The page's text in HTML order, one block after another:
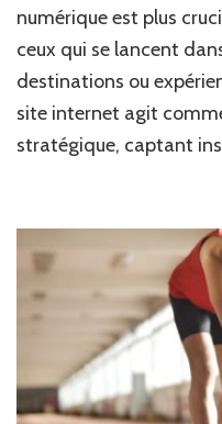
numérique est plus
ceux qui se lancent
destinations ou
site internet agit
stratégique, captant